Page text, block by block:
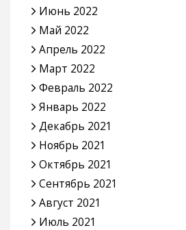
Июнь 2022
Май 2022
Апрель 2022
Март 2022
Февраль 2022
Январь 2022
Декабрь 2021
Ноябрь 2021
Октябрь 2021
Сентябрь 2021
Август 2021
Июль 2021